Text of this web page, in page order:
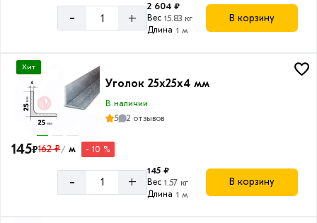
- +
2 604 ₽
Вес 15.83 кг
Длина 1 м
В корзину
Хит
Уголок 25х25х4 мм
В наличии
5
2 отзывов
145₽162 ₽/ м - 10 %
- +
145 ₽
Вес 1.57 кг
Длина 1 м
В корзину